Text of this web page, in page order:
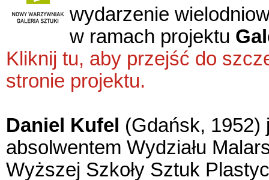
wydarzenie
w ramach projektu
Kliknij tu, aby przejść do
stronie projektu.
Daniel Kufel (Gdańsk, 1952)
absolwentem Wydziału
Wyższej Szkoły Sztuk